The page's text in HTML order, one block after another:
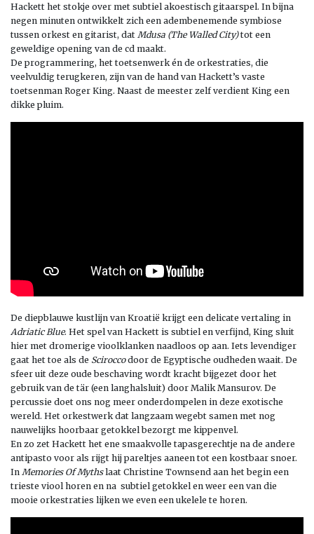
Hackett het stokje over met subtiel akoestisch gitaarspel. In bijna
negen minuten ontwikkelt zich een adembenemende symbiose
tussen orkest en gitarist, dat Mdusa (The Walled City)tot een
geweldige opening van de cd maakt.
De programmering, het toetsenwerk én de orkestraties, die
veelvuldig terugkeren, zijn van de hand van Hackett’s vaste
toetsenman Roger King. Naast de meester zelf verdient King een
dikke pluim.
De diepblauwe kustlijn van Kroatië krijgt een delicate vertaling in
Adriatic Blue. Het spel van Hackett is subtiel en verfijnd, King sluit
hier met dromerige vioolklanken naadloos op aan. Iets levendiger
gaat het toe als de Sciroccodoor de Egyptische oudheden waait. De
sfeer uit deze oude beschaving wordt kracht bijgezet door het
gebruik van de tär (een langhalsluit) door Malik Mansurov. De
percussie doet ons nog meer onderdompelen in deze exotische
wereld. Het orkestwerk dat langzaam wegebt samen met nog
nauwelijks hoorbaar getokkel bezorgt me kippenvel.
En zo zet Hackett het ene smaakvolle tapasgerechtje na de andere
antipasto voor als rijgt hij pareltjes aaneen tot een kostbaar snoer.
In Memories Of Mythslaat Christine Townsend aan het begin een
trieste viool horen en na subtiel getokkel en weer een van die
mooie orkestraties lijken we even een ukelele te horen.